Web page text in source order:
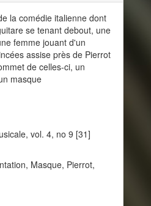
la comédie italienne dont
se tenant debout, une
femme jouant d'un
assise près de Pierrot
de celles-ci, un
masque
vol. 4, no 9 [31]
Masque, Pierrot,